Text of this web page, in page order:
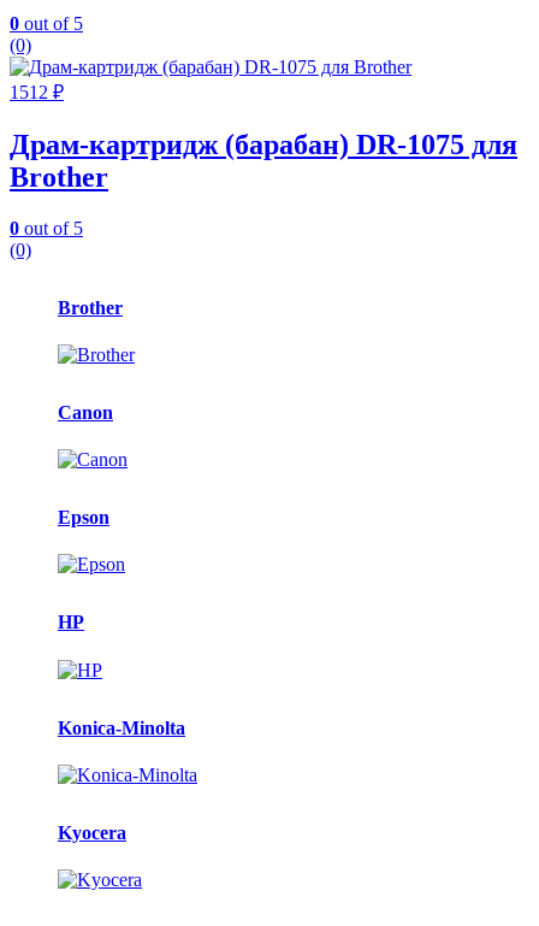
0 out of 5
(0)
1512 ₽
Драм-картридж (барабан) DR-1075 для
Brother
0 out of 5
(0)
Карусель
брендов
Brother
Canon
Epson
HP
Konica-Minolta
Kyocera